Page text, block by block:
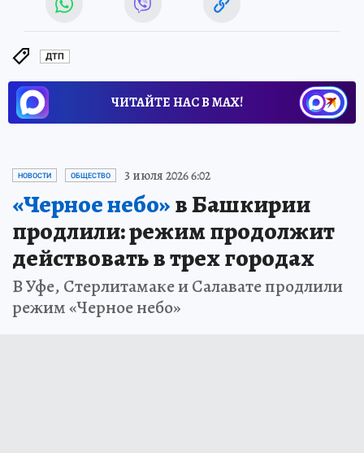
ДТП
ЧИТАЙТЕ НАС В МАХ!
НОВОСТИ ОБЩЕСТВО 3 июля 2026 6:02
«Черное небо»в Башкирии
продлили: режим продолжит
действовать в трех городах
В Уфе, Стерлитамаке и Салавате продлили
режим «Черное небо»